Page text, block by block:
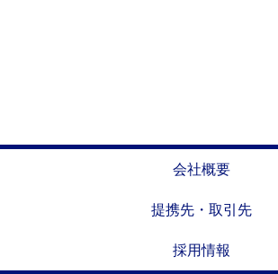
会社概要
提携先・取引先
採用情報